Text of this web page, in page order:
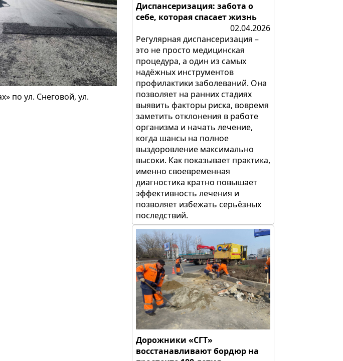
по ул. Снеговой, ул.
Диспансеризация: забота о
себе, которая спасает жизнь
02.04.2026
Регулярная диспансеризация –
это не просто медицинская
процедура, а один из самых
надёжных инструментов
профилактики заболеваний. Она
позволяет на ранних стадиях
выявить факторы риска, вовремя
заметить отклонения в работе
организма и начать лечение,
когда шансы на полное
выздоровление максимально
высоки. Как показывает практика,
именно своевременная
диагностика кратно повышает
эффективность лечения и
позволяет избежать серьёзных
последствий.
Дорожники «СГТ»
восстанавливают бордюр на